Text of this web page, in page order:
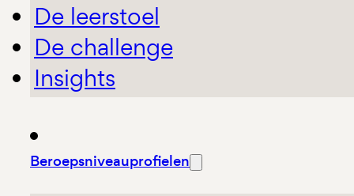
De leerstoel
De challenge
Insights
Beroepsniveauprofielen